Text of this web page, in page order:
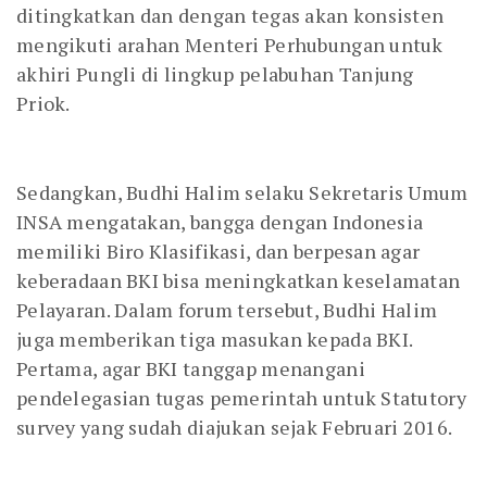
ditingkatkan dan dengan tegas akan konsisten
mengikuti arahan Menteri Perhubungan untuk
akhiri Pungli di lingkup pelabuhan Tanjung
Priok.
Sedangkan, Budhi Halim selaku Sekretaris Umum
INSA mengatakan, bangga dengan Indonesia
memiliki Biro Klasifikasi, dan berpesan agar
keberadaan BKI bisa meningkatkan keselamatan
Pelayaran. Dalam forum tersebut, Budhi Halim
juga memberikan tiga masukan kepada BKI.
Pertama, agar BKI tanggap menangani
pendelegasian tugas pemerintah untuk Statutory
survey yang sudah diajukan sejak Februari 2016.